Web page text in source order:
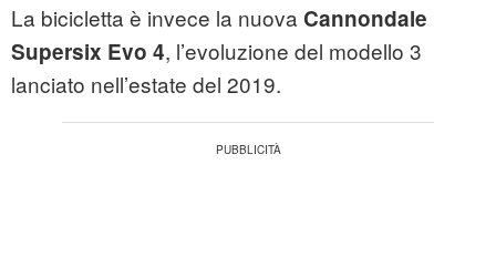
La bicicletta è invece la nuova Cannondale
Supersix Evo 4, l’evoluzione del modello 3
lanciato nell’estate del 2019.